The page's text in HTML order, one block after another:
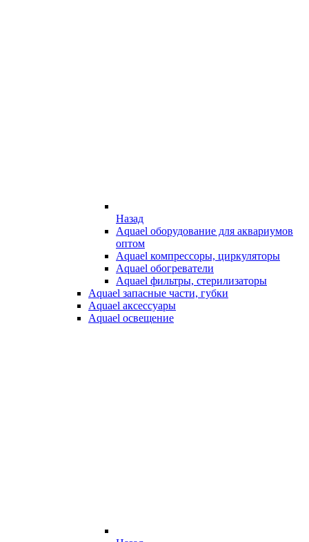
Назад
Aquael оборудование для аквариумов
оптом
Aquael компрессоры, циркуляторы
Aquael обогреватели
Aquael фильтры, стерилизаторы
Aquael запасные части, губки
Aquael аксессуары
Aquael освещение